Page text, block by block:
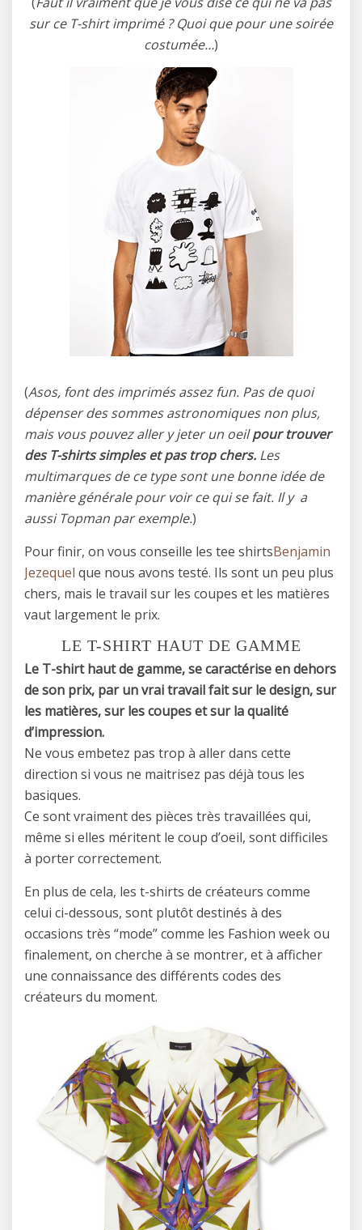
sur ce T-shirt imprimé ? Quoi que pour une soirée
costumée…)
(Asos, font des imprimés assez fun. Pas de quoi
dépenser des sommes astronomiques non plus,
mais vous pouvez aller y jeter un oeilpour trouver
des T-shirts simples et pas trop chers. Les
multimarques de ce type sont une bonne idée de
manière générale pour voir ce qui se fait. Il y a
aussi Topman par exemple.)
Pour finir, on vous conseille les tee shirtsBenjamin
Jezequel que nous avons testé. Ils sont un peu plus
chers, mais le travail sur les coupes et les matières
vaut largement le prix.
LE T-SHIRT HAUT DE GAMME
Le T-shirt haut de gamme, se caractérise en dehors
de son prix, par un vrai travail fait sur le design, sur
les matières, sur les coupes et sur la qualité
d’impression.
Ne vous embetez pas trop à aller dans cette
direction si vous ne maitrisez pas déjà tous les
basiques.
Ce sont vraiment des pièces très travaillées qui,
même si elles méritent le coup d’oeil, sont difficiles
à porter correctement.
En plus de cela, les t-shirts de créateurs comme
celui ci-dessous, sont plutôt destinés à des
occasions très “mode” comme les Fashion week ou
finalement, on cherche à se montrer, et à afficher
une connaissance des différents codes des
créateurs du moment.